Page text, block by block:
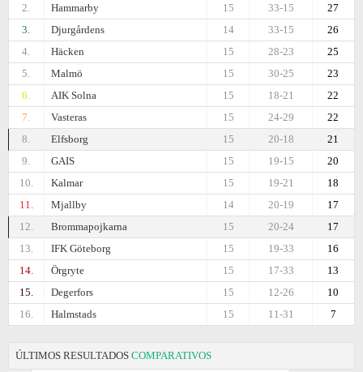
2.
Hammarby 27
33-15
15
3.
Djurgårdens 26
33-15
14
4.
Häcken 25
28-23
15
5.
Malmö 23
30-25
15
6.
AIK Solna 22
18-21
15
7.
Vasteras 22
24-29
15
8.
Elfsborg 21
20-18
15
9.
GAIS 20
19-15
15
10.
Kalmar 18
19-21
15
11.
Mjallby 17
20-19
14
12.
Brommapojkarna 17
20-24
15
13.
IFK Göteborg 16
19-33
15
14.
Örgryte 13
17-33
15
15.
Degerfors 10
12-26
15
16.
Halmstads 7
11-31
15
ÚLTIMOS RESULTADOS COMPARATIVOS